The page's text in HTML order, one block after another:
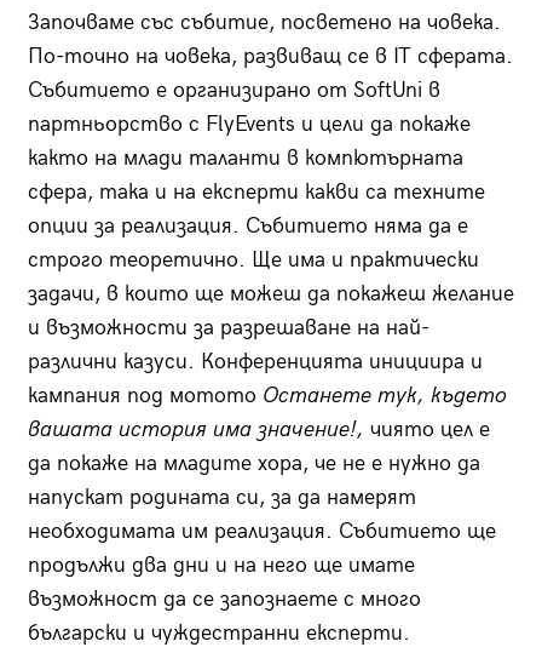
Започваме със събитие, посветено на човека.
По-точно на човека, развиващ се в IT сферата.
Събитието е организирано от SoftUni в
партньорство с FlyEvents и цели да покаже
както на млади таланти в компютърната
сфера, така и на експерти какви са техните
опции за реализация. Събитието няма да е
строго теоретично. Ще има и практически
задачи, в които ще можеш да покажеш желание
и възможности за разрешаване на най-
различни казуси. Конференцията инициира и
кампания под мотото Останете тук, където
вашата история има значение!, чиято цел е
да покаже на младите хора, че не е нужно да
напускат родината си, за да намерят
необходимата им реализация. Събитието ще
продължи два дни и на него ще имате
възможност да се запознаете с много
български и чуждестранни експерти.